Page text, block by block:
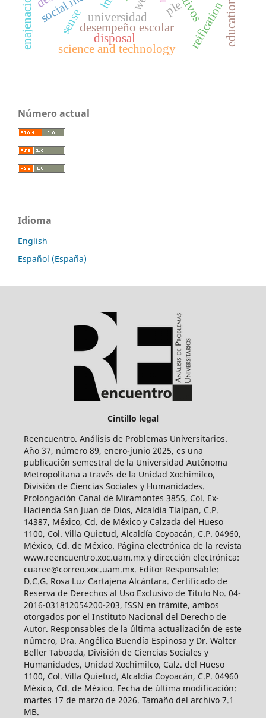
universidad
desempeño escolar
disposal reification
enajenación science and technology
ple
sense
Número actual
Idioma
English
Español (España)
Cintillo legal
Reencuentro. Análisis de Problemas Universitarios.
Año 37, número 89, enero-junio 2025, es una
publicación semestral de la Universidad Autónoma
Metropolitana a través de la Unidad Xochimilco,
División de Ciencias Sociales y Humanidades.
Prolongación Canal de Miramontes 3855, Col. Ex-
Hacienda San Juan de Dios, Alcaldía Tlalpan, C.P.
14387, México, Cd. de México y Calzada del Hueso
1100, Col. Villa Quietud, Alcaldía Coyoacán, C.P. 04960,
México, Cd. de México. Página electrónica de la revista
www.reencuentro.xoc.uam.mx y dirección electrónica:
cuaree@correo.xoc.uam.mx. Editor Responsable:
D.C.G. Rosa Luz Cartajena Alcántara. Certificado de
Reserva de Derechos al Uso Exclusivo de Título No. 04-
2016-031812054200-203, ISSN en trámite, ambos
otorgados por el Instituto Nacional del Derecho de
Autor. Responsables de la última actualización de este
número, Dra. Angélica Buendía Espinosa y Dr. Walter
Beller Taboada, División de Ciencias Sociales y
Humanidades, Unidad Xochimilco, Calz. del Hueso
1100, Col. Villa Quietud, Alcaldía Coyoacán, C.P. 04960
México, Cd. de México. Fecha de última modificación:
martes 17 de marzo de 2026. Tamaño del archivo 7.1
MB.